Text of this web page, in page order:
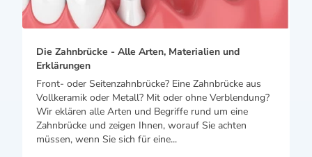
Die Zahnbrücke - Alle Arten, Materialien und
Erklärungen
Front- oder Seitenzahnbrücke? Eine Zahnbrücke aus
Vollkeramik oder Metall? Mit oder ohne Verblendung?
Wir eklären alle Arten und Begriffe rund um eine
Zahnbrücke und zeigen Ihnen, worauf Sie achten
müssen, wenn Sie sich für eine...